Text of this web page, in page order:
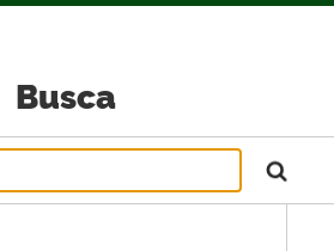
Busca